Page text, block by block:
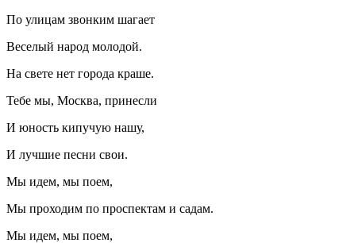
По улицам звонким шагает
Веселый народ молодой.
На свете нет города краше.
Тебе мы, Москва, принесли
И юность кипучую нашу,
И лучшие песни свои.
Мы идем, мы поем,
Мы проходим по проспектам и садам.
Мы идем, мы поем,